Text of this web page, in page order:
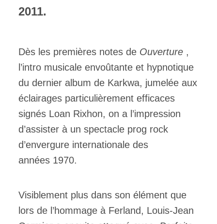
2011.
Dès les premières notes de Ouverture ,
l’intro musicale envoûtante et hypnotique
du dernier album de Karkwa, jumelée aux
éclairages particulièrement efficaces
signés Loan Rixhon, on a l’impression
d’assister à un spectacle prog rock
d’envergure internationale des
années 1970.
Visiblement plus dans son élément que
lors de l’hommage à Ferland, Louis-Jean